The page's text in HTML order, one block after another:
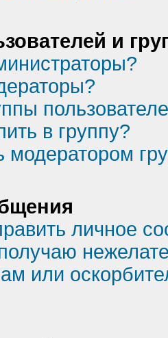
и
в группу?
модератором
личное
или